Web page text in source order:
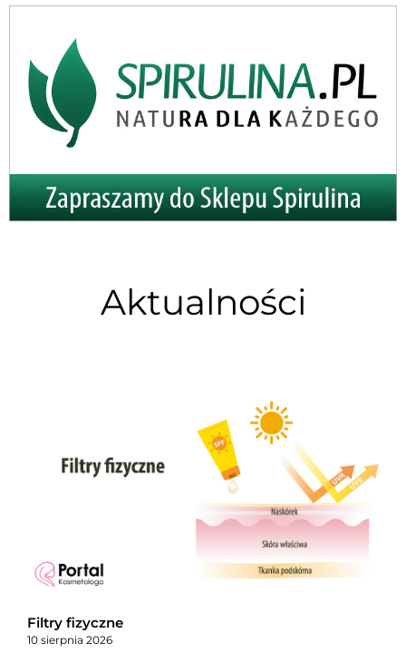
Aktualności
Filtry fizyczne
10 sierpnia 2026